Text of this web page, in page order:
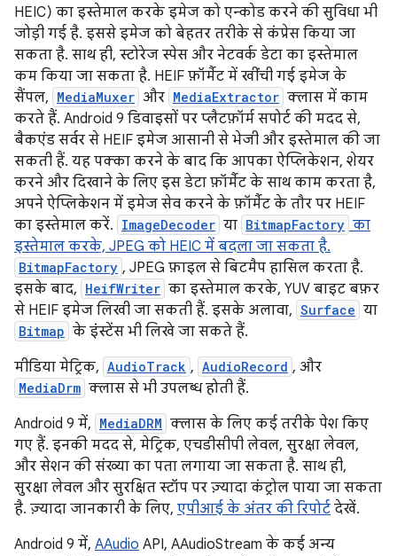
HEIC) का इस्तेमाल करके इमेज को एन्कोड करने की सुविधा भी
जोड़ी गई है. इससे इमेज को बेहतर तरीके से कंप्रेस किया जा
सकता है. साथ ही, स्टोरेज स्पेस और नेटवर्क डेटा का इस्तेमाल
कम किया जा सकता है. HEIF फ़ॉर्मैट में खींची गई इमेज के
सैंपल, MediaMuxer और MediaExtractor क्लास में काम
करते हैं. Android 9 डिवाइसों पर प्लैटफ़ॉर्म सपोर्ट की मदद से,
बैकएंड सर्वर से HEIF इमेज आसानी से भेजी और इस्तेमाल की जा
सकती हैं. यह पक्का करने के बाद कि आपका ऐप्लिकेशन, शेयर
करने और दिखाने के लिए इस डेटा फ़ॉर्मैट के साथ काम करता है,
अपने ऐप्लिकेशन में इमेज सेव करने के फ़ॉर्मैट के तौर पर HEIF
का इस्तेमाल करें. ImageDecoder या BitmapFactory का
इस्तेमाल करके, JPEG को HEIC में बदला जा सकता है.
BitmapFactory , JPEG फ़ाइल से बिटमैप हासिल करता है.
इसके बाद, HeifWriter का इस्तेमाल करके, YUV बाइट बफ़र
से HEIF इमेज लिखी जा सकती हैं. इसके अलावा, Surface या
Bitmap के इंस्टेंस भी लिखे जा सकते हैं.
मीडिया मेट्रिक, AudioTrack , AudioRecord , और
MediaDrm क्लास से भी उपलब्ध होती हैं.
Android 9 में, MediaDRM क्लास के लिए कई तरीके पेश किए
गए हैं. इनकी मदद से, मेट्रिक, एचडीसीपी लेवल, सुरक्षा लेवल,
और सेशन की संख्या का पता लगाया जा सकता है. साथ ही,
सुरक्षा लेवल और सुरक्षित स्टॉप पर ज़्यादा कंट्रोल पाया जा सकता
है. ज़्यादा जानकारी के लिए, एपीआई के अंतर की रिपोर्ट देखें.
Android 9 में, AAudio API, AAudioStream के कई अन्य